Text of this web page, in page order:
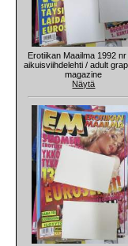
Erotiikan Maailma 1992
aikuisviihdelehti / adult
magazine
Näytä